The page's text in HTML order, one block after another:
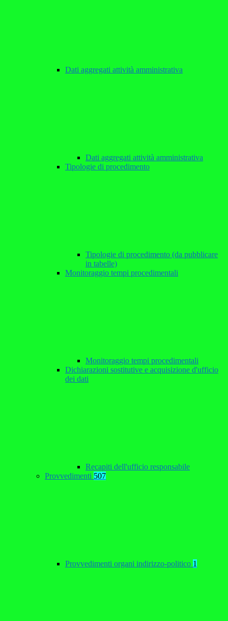
Dati aggregati attività amministrativa
Dati aggregati attività amministrativa
Tipologie di procedimento
Tipologie di procedimento (da pubblicare
in tabelle)
Monitoraggio tempi procedimentali
Monitoraggio tempi procedimentali
Dichiarazioni sostitutive e acquisizione d'ufficio
dei dati
Recapiti dell'ufficio responsabile
Provvedimenti 507
Provvedimenti organi indirizzo-politico 1